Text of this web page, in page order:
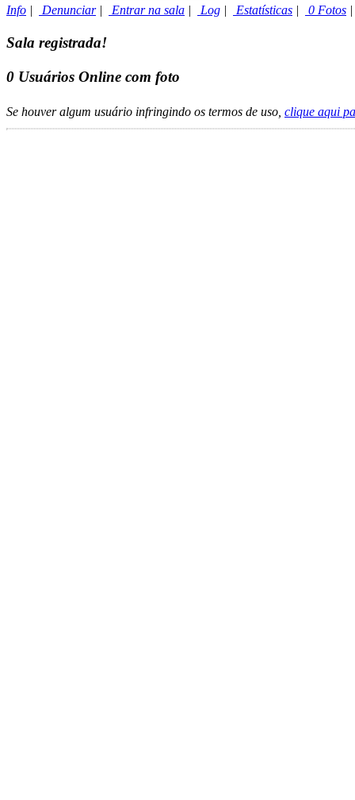
Info | Denunciar| Entrar na sala | Log | Estatísticas | 0 Fotos
Sala registrada!
0 Usuários Online com foto
Se houver algum usuário infringindo os termos de uso, clique aqui